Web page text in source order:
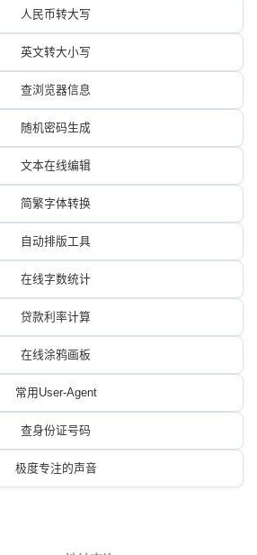
人民币转大写
英文转大小写
查浏览器信息
随机密码生成
文本在线编辑
简繁字体转换
自动排版工具
在线字数统计
贷款利率计算
在线涂鸦画板
常用User-Agent
查身份证号码
极度专注的声音